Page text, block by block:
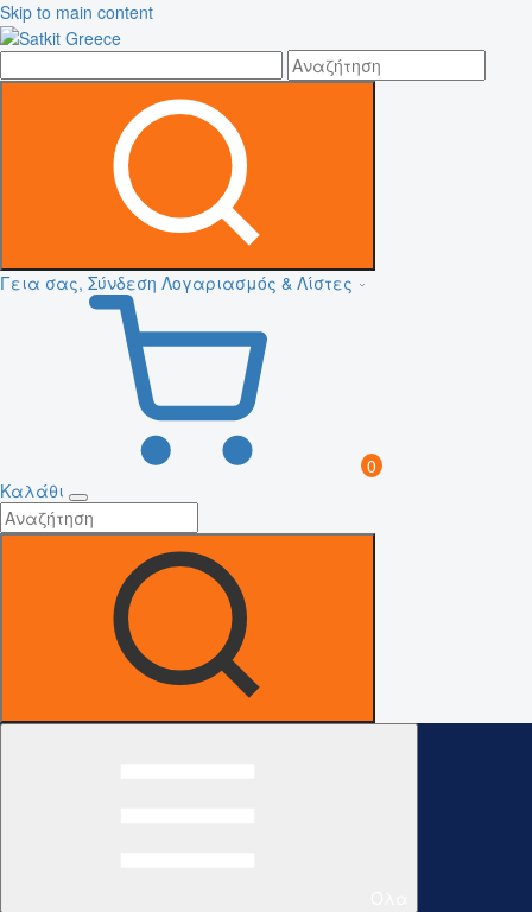
Skip to main content
Γεια σας, Σύνδεση Λογαριασμός & Λίστες
0
Καλάθι